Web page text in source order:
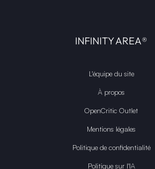
INFINITY AREA®
L'équipe du site
À propos
OpenCritic Outlet
Mentions légales
Politique de confidentialité
Politique sur l'IA